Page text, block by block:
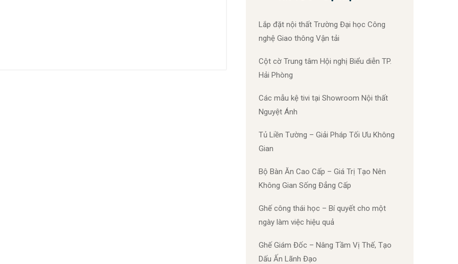
Lắp đặt nội thất Trường Đại học Công
nghệ Giao thông Vận tải
Cột cờ Trung tâm Hội nghị Biểu diễn TP.
Hải Phòng
Các mẫu kệ tivi tại Showroom Nội thất
Nguyệt Ánh
Tủ Liền Tường – Giải Pháp Tối Ưu Không
Gian
Bộ Bàn Ăn Cao Cấp – Giá Trị Tạo Nên
Không Gian Sống Đẳng Cấp
Ghế công thái học – Bí quyết cho một
ngày làm việc hiệu quả
Ghế Giám Đốc – Nâng Tầm Vị Thế, Tạo
Dấu Ấn Lãnh Đạo